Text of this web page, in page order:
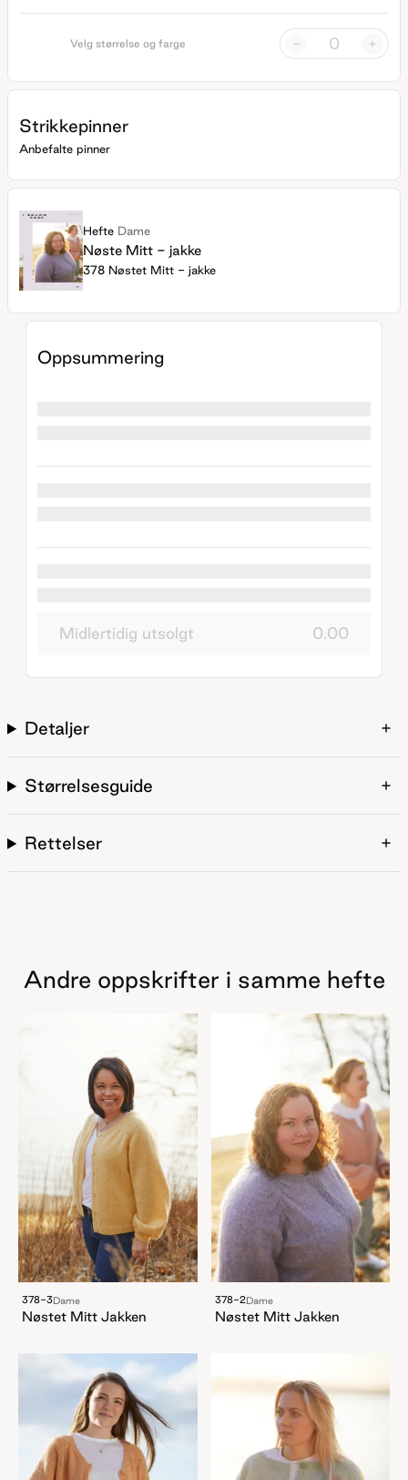
Velg størrelse og farge - +
Strikkepinner
Anbefalte pinner
Hefte Dame
Nøste Mitt - jakke
378 Nøstet Mitt - jakke
Oppsummering
Midlertidig utsolgt 0.00
Detaljer
Størrelsesguide
Rettelser
Andre oppskrifter i samme hefte
378-3Dame
Nøstet Mitt Jakken
378-2Dame
Nøstet Mitt Jakken